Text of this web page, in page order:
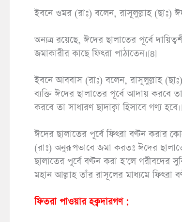
ইবনে ওমর (রাঃ) বলেন, রাসূলুল্লাহ (ছাঃ)
অন্যত্র রয়েছে, ঈদের ছালাতের পূর্বে
জমাকারীর কাছে ফিৎরা পাঠাতেন।[8]
ইবনে আববাস (রাঃ) বলেন, রাসূলুল্লাহ
ব্যক্তি ঈদের ছালাতের পূর্বে আদায় করবে
করবে তা সাধারণ ছাদাক্বা হিসাবে গণ্য
ঈদের ছালাতের পূর্বে ফিৎরা বণ্টন করার
(রাঃ) অনুরূপভাবে জমা করতঃ ঈদের
ছালাতের পূর্বে বণ্টন করা হ’লে গরীবদের
মহান আল্লাহ তাঁর রাসূলের মাধ্যমে ফিৎরা
ফিতরা পাওয়ার হক্বদারগণ :